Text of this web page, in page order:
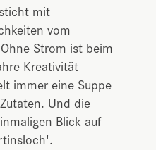
mit
vom
Strom ist beim
Kreativität
immer eine Suppe
Und die
Blick auf